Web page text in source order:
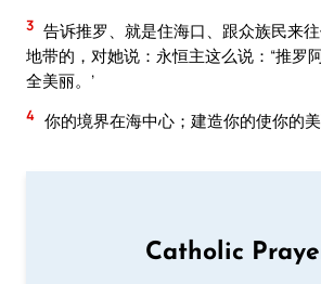
3 告诉推罗、就是住海口、跟众族民来
地带的，对她说：永恒主这么说：“推罗
全美丽。’
4 你的境界在海中心；建造你的使你的美
Catholic